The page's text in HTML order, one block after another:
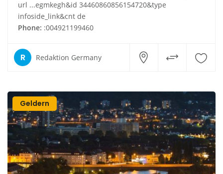
url ...egmkegh&id 34460860856154720&type
infoside_link&cnt de
Phone: :004921199460
R Redaktion Germany
Geldern